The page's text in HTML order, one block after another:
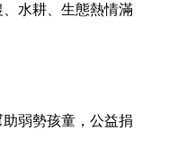
水耕、生態熱情滿
弱勢孩童，公益捐